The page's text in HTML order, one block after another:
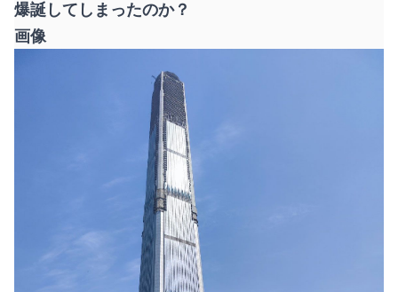
爆誕してしまったのか？
画像